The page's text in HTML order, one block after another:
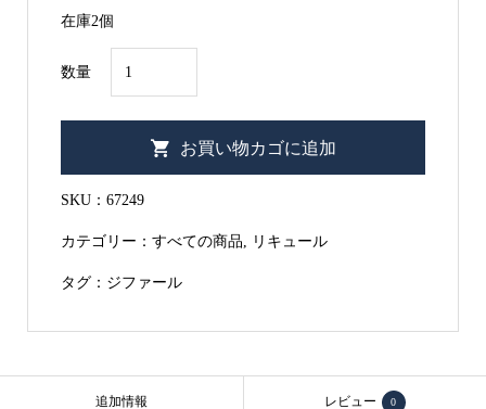
在庫2個
数量
フ
ァ
ニ
ョ
（サ
ラ
お買い物カゴに追加
SKU： 67249
カテゴリー： すべての商品, リキュール
タグ： ジファール
追加情報 レビュー 0